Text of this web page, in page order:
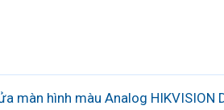
màn hình màu Analog HIKVISION